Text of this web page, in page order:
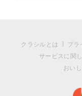
クラシルとは プラ
サービスに関
おい